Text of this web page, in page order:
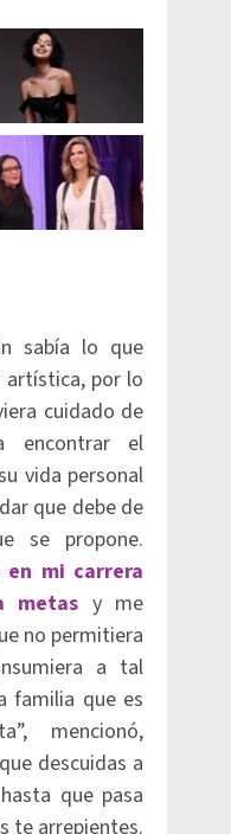
sabía lo que
artística, por lo
cuidado de
encontrar el
vida personal
que debe de
se propone.
mi carrera
metas y me
no permitiera
a tal
familia que es
mencionó,
descuidas a
que pasa
te arrepientes.